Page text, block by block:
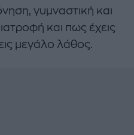
γυμναστική και
και πως έχεις
μεγάλο λάθος.